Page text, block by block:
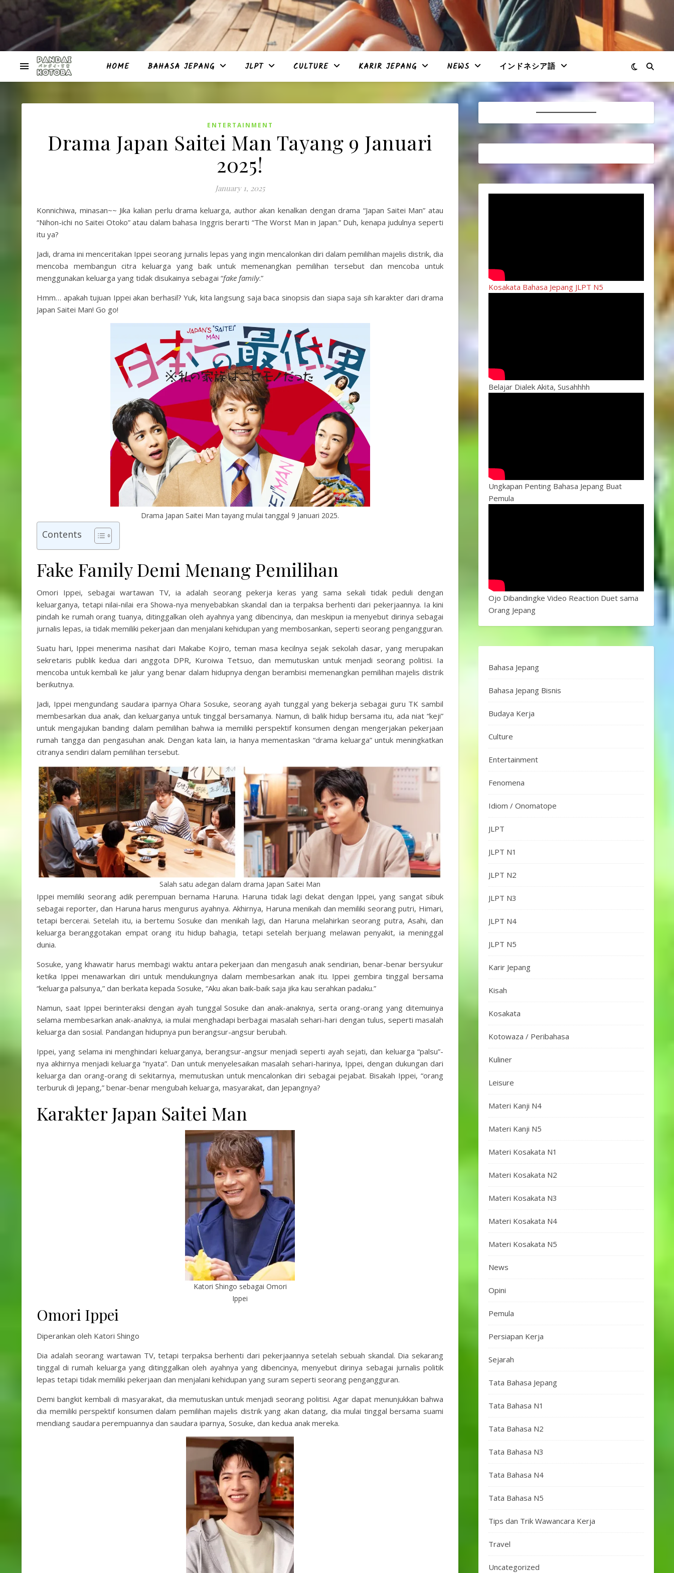
HOME BAHASA JEPANG JLPT CULTURE KARIR JEPANG NEWS インドネシア語
ENTERTAINMENT
Drama Japan Saitei Man Tayang 9 Januari
2025!
January 1, 2025
Konnichiwa, minasan~~ Jika kalian perlu drama keluarga, author akan kenalkan dengan drama “Japan Saitei Man” atau
“Nihon-ichi no Saitei Otoko” atau dalam bahasa Inggris berarti “The Worst Man in Japan.” Duh, kenapa judulnya seperti
itu ya?
Jadi, drama ini menceritakan Ippei seorang jurnalis lepas yang ingin mencalonkan diri dalam pemilihan majelis distrik, dia
mencoba membangun citra keluarga yang baik untuk memenangkan pemilihan tersebut dan mencoba untuk
menggunakan keluarga yang tidak disukainya sebagai “fake family.”
Hmm… apakah tujuan Ippei akan berhasil? Yuk, kita langsung saja baca sinopsis dan siapa saja sih karakter dari drama
Japan Saitei Man! Go go!
Drama Japan Saitei Man tayang mulai tanggal 9 Januari 2025.
Contents
Fake Family Demi Menang Pemilihan
Omori Ippei, sebagai wartawan TV, ia adalah seorang pekerja keras yang sama sekali tidak peduli dengan
keluarganya, tetapi nilai-nilai era Showa-nya menyebabkan skandal dan ia terpaksa berhenti dari pekerjaannya. Ia kini
pindah ke rumah orang tuanya, ditinggalkan oleh ayahnya yang dibencinya, dan meskipun ia menyebut dirinya sebagai
jurnalis lepas, ia tidak memiliki pekerjaan dan menjalani kehidupan yang membosankan, seperti seorang pengangguran.
Suatu hari, Ippei menerima nasihat dari Makabe Kojiro, teman masa kecilnya sejak sekolah dasar, yang merupakan
sekretaris publik kedua dari anggota DPR, Kuroiwa Tetsuo, dan memutuskan untuk menjadi seorang politisi. Ia
mencoba untuk kembali ke jalur yang benar dalam hidupnya dengan berambisi memenangkan pemilihan majelis distrik
berikutnya.
Jadi, Ippei mengundang saudara iparnya Ohara Sosuke, seorang ayah tunggal yang bekerja sebagai guru TK sambil
membesarkan dua anak, dan keluarganya untuk tinggal bersamanya. Namun, di balik hidup bersama itu, ada niat “keji”
untuk mengajukan banding dalam pemilihan bahwa ia memiliki perspektif konsumen dengan mengerjakan pekerjaan
rumah tangga dan pengasuhan anak. Dengan kata lain, ia hanya mementaskan “drama keluarga” untuk meningkatkan
citranya sendiri dalam pemilihan tersebut.
Salah satu adegan dalam drama Japan Saitei Man
Ippei memiliki seorang adik perempuan bernama Haruna. Haruna tidak lagi dekat dengan Ippei, yang sangat sibuk
sebagai reporter, dan Haruna harus mengurus ayahnya. Akhirnya, Haruna menikah dan memiliki seorang putri, Himari,
tetapi bercerai. Setelah itu, ia bertemu Sosuke dan menikah lagi, dan Haruna melahirkan seorang putra, Asahi, dan
keluarga beranggotakan empat orang itu hidup bahagia, tetapi setelah berjuang melawan penyakit, ia meninggal
dunia.
Sosuke, yang khawatir harus membagi waktu antara pekerjaan dan mengasuh anak sendirian, benar-benar bersyukur
ketika Ippei menawarkan diri untuk mendukungnya dalam membesarkan anak itu. Ippei gembira tinggal bersama
“keluarga palsunya,” dan berkata kepada Sosuke, “Aku akan baik-baik saja jika kau serahkan padaku.”
Namun, saat Ippei berinteraksi dengan ayah tunggal Sosuke dan anak-anaknya, serta orang-orang yang ditemuinya
selama membesarkan anak-anaknya, ia mulai menghadapi berbagai masalah sehari-hari dengan tulus, seperti masalah
keluarga dan sosial. Pandangan hidupnya pun berangsur-angsur berubah.
Ippei, yang selama ini menghindari keluarganya, berangsur-angsur menjadi seperti ayah sejati, dan keluarga “palsu”-
nya akhirnya menjadi keluarga “nyata”. Dan untuk menyelesaikan masalah sehari-harinya, Ippei, dengan dukungan dari
keluarga dan orang-orang di sekitarnya, memutuskan untuk mencalonkan diri sebagai pejabat. Bisakah Ippei, “orang
terburuk di Jepang,” benar-benar mengubah keluarga, masyarakat, dan Jepangnya?
Karakter Japan Saitei Man
Katori Shingo sebagai Omori
Ippei
Omori Ippei
Diperankan oleh Katori Shingo
Dia adalah seorang wartawan TV, tetapi terpaksa berhenti dari pekerjaannya setelah sebuah skandal. Dia sekarang
tinggal di rumah keluarga yang ditinggalkan oleh ayahnya yang dibencinya, menyebut dirinya sebagai jurnalis politik
lepas tetapi tidak memiliki pekerjaan dan menjalani kehidupan yang suram seperti seorang pengangguran.
Demi bangkit kembali di masyarakat, dia memutuskan untuk menjadi seorang politisi. Agar dapat menunjukkan bahwa
dia memiliki perspektif konsumen dalam pemilihan majelis distrik yang akan datang, dia mulai tinggal bersama suami
mendiang saudara perempuannya dan saudara iparnya, Sosuke, dan kedua anak mereka.
Kosakata Bahasa Jepang JLPT N5
Belajar Dialek Akita, Susahhhh
Ungkapan Penting Bahasa Jepang Buat
Pemula
Ojo Dibandingke Video Reaction Duet sama
Orang Jepang
Bahasa Jepang
Bahasa Jepang Bisnis
Budaya Kerja
Culture
Entertainment
Fenomena
Idiom / Onomatope
JLPT
JLPT N1
JLPT N2
JLPT N3
JLPT N4
JLPT N5
Karir Jepang
Kisah
Kosakata
Kotowaza / Peribahasa
Kuliner
Leisure
Materi Kanji N4
Materi Kanji N5
Materi Kosakata N1
Materi Kosakata N2
Materi Kosakata N3
Materi Kosakata N4
Materi Kosakata N5
News
Opini
Pemula
Persiapan Kerja
Sejarah
Tata Bahasa Jepang
Tata Bahasa N1
Tata Bahasa N2
Tata Bahasa N3
Tata Bahasa N4
Tata Bahasa N5
Tips dan Trik Wawancara Kerja
Travel
Uncategorized